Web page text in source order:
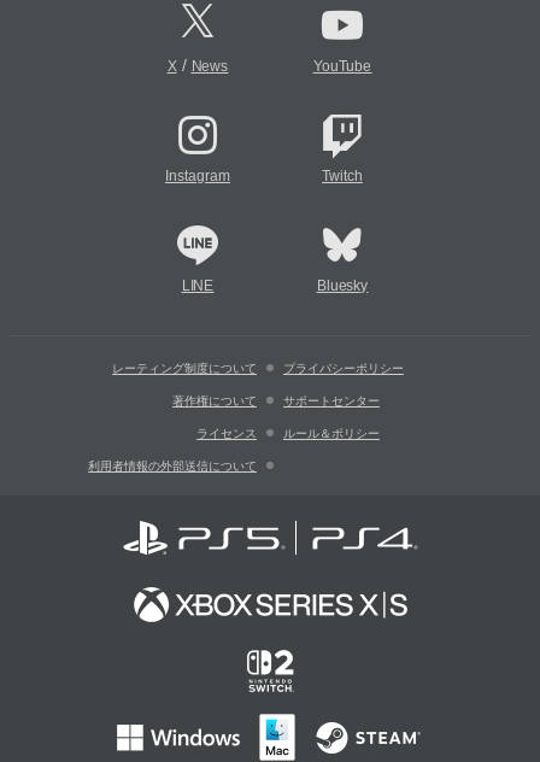
X/ News YouTube
Instagram Twitch
LINE Bluesky
レーティング制度について プライバシーポリシー
著作権について サポートセンター
ライセンス ルール＆ポリシー
利用者情報の外部送信について